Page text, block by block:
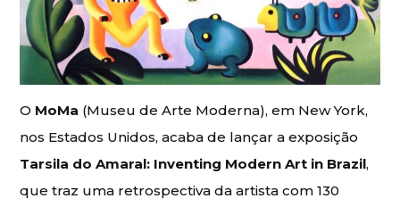
O MoMa (Museu de Arte Moderna), em New York,
nos Estados Unidos, acaba de lançar a exposição
Tarsila do Amaral: Inventing Modern Art in Brazil,
que traz uma retrospectiva da artista com 130